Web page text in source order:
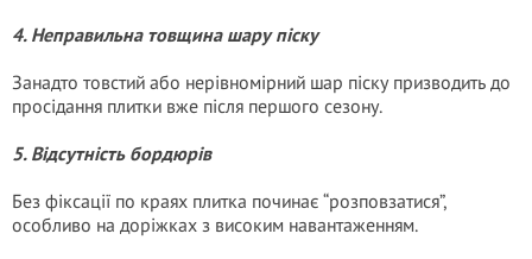
4. Неправильна товщина шару піску
Занадто товстий або нерівномірний шар піску призводить до
просідання плитки вже після першого сезону.
5. Відсутність бордюрів
Без фіксації по краях плитка починає “розповзатися”,
особливо на доріжках з високим навантаженням.